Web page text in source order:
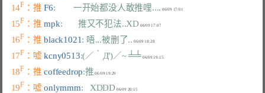
14F ：推 F6:        一开始都没人敢推哩....
15F ：推 mpk:       推又不犯法..XD 06/09 17:07
16F ：推 black1021: 唔...被删了.. 06/09 18:28
17F ：嘘 kcny0513:(／‵Д′)／~ ╧╧ 06/09 19:15
18F ：推 coffeedrop:推
19F ：嘘 onlymmm:   XDDD 06/09 20:15